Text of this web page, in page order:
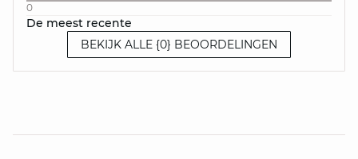
0
De meest recente
BEKIJK ALLE {0} BEOORDELINGEN